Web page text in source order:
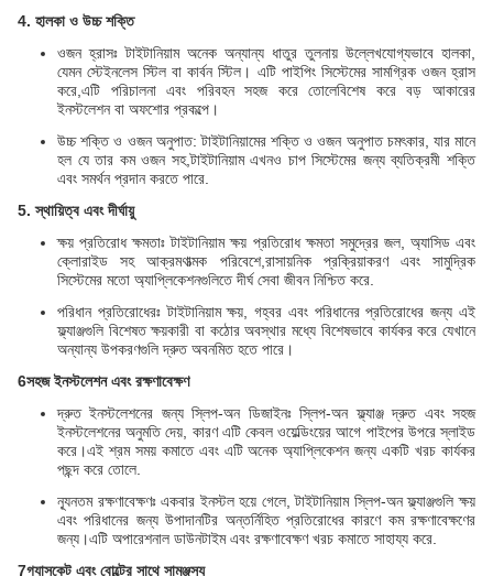
4. হালকা ও উচ্চ শক্তি
ওজন হ্রাসঃ টাইটানিয়াম অনেক অন্যান্য ধাতুর তুলনায় উল্লেখযোগ্যভাবে হালকা,
যেমন স্টেইনলেস স্টিল বা কার্বন স্টিল। এটি পাইপিং সিস্টেমের সামগ্রিক ওজন হ্রাস
করে,এটি পরিচালনা এবং পরিবহন সহজ করে তোলেবিশেষ করে বড় আকারের
ইনস্টলেশন বা অফশোর প্রকল্পে।
উচ্চ শক্তি ও ওজন অনুপাত: টাইটানিয়ামের শক্তি ও ওজন অনুপাত চমৎকার, যার মানে
হল যে তার কম ওজন সহ,টাইটানিয়াম এখনও চাপ সিস্টেমের জন্য ব্যতিক্রমী শক্তি
এবং সমর্থন প্রদান করতে পারে.
5. স্থায়িত্ব এবং দীর্ঘায়ু
ক্ষয় প্রতিরোধ ক্ষমতাঃ টাইটানিয়াম ক্ষয় প্রতিরোধ ক্ষমতা সমুদ্রের জল, অ্যাসিড এবং
ক্লোরাইড সহ আক্রমণাত্মক পরিবেশে,রাসায়নিক প্রক্রিয়াকরণ এবং সামুদ্রিক
সিস্টেমের মতো অ্যাপ্লিকেশনগুলিতে দীর্ঘ সেবা জীবন নিশ্চিত করে.
পরিধান প্রতিরোধেরঃ টাইটানিয়াম ক্ষয়, গহ্বর এবং পরিধানের প্রতিরোধের জন্য এই
ফ্ল্যাঞ্জগুলি বিশেষত ক্ষয়কারী বা কঠোর অবস্থার মধ্যে বিশেষভাবে কার্যকর করে যেখানে
অন্যান্য উপকরণগুলি দ্রুত অবনমিত হতে পারে।
6সহজ ইনস্টলেশন এবং রক্ষণাবেক্ষণ
দ্রুত ইনস্টলেশনের জন্য স্লিপ-অন ডিজাইনঃ স্লিপ-অন ফ্ল্যাঞ্জ দ্রুত এবং সহজ
ইনস্টলেশনের অনুমতি দেয়, কারণ এটি কেবল ওয়েল্ডিংয়ের আগে পাইপের উপরে স্লাইড
করে।এই শ্রম সময় কমাতে এবং এটি অনেক অ্যাপ্লিকেশন জন্য একটি খরচ কার্যকর
পছন্দ করে তোলে.
ন্যূনতম রক্ষণাবেক্ষণঃ একবার ইনস্টল হয়ে গেলে, টাইটানিয়াম স্লিপ-অন ফ্ল্যাঞ্জগুলি ক্ষয়
এবং পরিধানের জন্য উপাদানটির অন্তর্নিহিত প্রতিরোধের কারণে কম রক্ষণাবেক্ষণের
জন্য।এটি অপারেশনাল ডাউনটাইম এবং রক্ষণাবেক্ষণ খরচ কমাতে সাহায্য করে.
7গ্যাসকেট এবং বোল্টের সাথে সামঞ্জস্য